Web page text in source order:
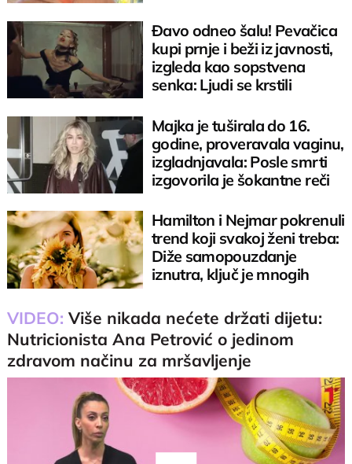
Đavo odneo šalu! Pevačica
kupi prnje i beži iz javnosti,
izgleda kao sopstvena
senka: Ljudi se krstili
Majka je tuširala do 16.
godine, proveravala vaginu,
izgladnjavala: Posle smrti
izgovorila je šokantne reči
Hamilton i Nejmar pokrenuli
trend koji svakoj ženi treba:
Diže samopouzdanje
iznutra, ključ je mnogih
VIDEO:Više nikada nećete držati dijetu:
Nutricionista Ana Petrović o jedinom
zdravom načinu za mršavljenje